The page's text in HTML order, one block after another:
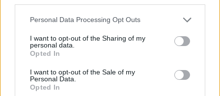
Personal Data Processing Opt Outs
I want to opt-out of the Sharing of my
personal data.
Opted In
I want to opt-out of the Sale of my
Personal Data.
Opted In
χρηματοδότηση που παρείχε ο ίδιος στα πρώτα
στάδια της εταιρείας.
Η OpenAIαπορρίπτει τις κατηγορίες ως αβάσιμες
και υποστηρίζει ότι
επιβραδύνει έναν ανταγωνιστή
ενόσω χτίζει τη
δική του εταιρεία